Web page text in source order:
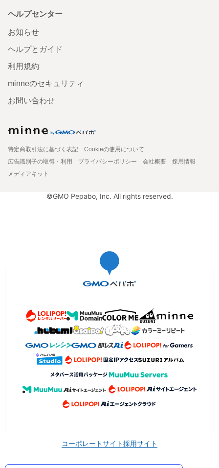
ヘルプセンター
お知らせ
ヘルプとガイド
利用規約
minneのセキュリティ
お問い合わせ
特定商取引法に基づく表記
Cookieの使用について
広告識別子の取得・利用
プライバシーポリシー 会社概要
採用情報
メディアキット
©GMO Pepabo, Inc. All rights reserved.
コーポレートサイト採用サイト